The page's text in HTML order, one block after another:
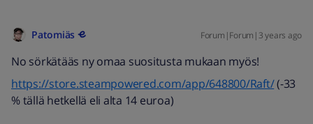
Patomiäs Forum|Forum|3 years ago
No sörkätääs ny omaa suositusta mukaan myös!
https://store.steampowered.com/app/648800/Raft/(-33
% tällä hetkellä eli alta 14 euroa)